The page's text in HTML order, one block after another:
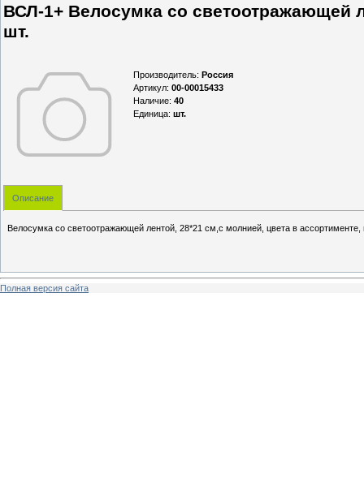
ВСЛ-1+ Велосумка со светоотражающей
шт.
Производитель: Россия
Артикул: 00-00015433
Наличие: 40
Единица: шт.
Описание
Велосумка со светоотражающей лентой, 28*21 см,с молнией, цвета в ассортименте,
Полная версия сайта